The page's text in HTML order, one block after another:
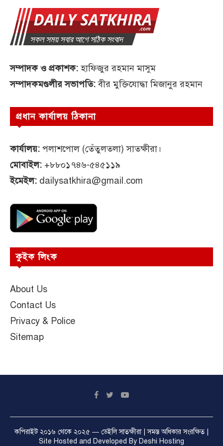
সম্পাদক ও প্রকাশক:হাফিজুর রহমান মাসুম
সম্পাদকমণ্ডলীর সভাপতি:বীর মুক্তিযোদ্ধা মিজানুর রহমান
প্রধান কার্যালয় ঠিকানা
কার্যালয়: পলাশপোল (তেঁতুলতলা) সাতক্ষীরা।
মোবাইল: +৮৮০১৭৪৬-৫৪৫১১৯
ইমেইল: dailysatkhira@gmail.com
কুইক লিংক
About Us
Contact Us
Privacy & Police
Sitemap
কপিরাইট ২০১৬ থেকে ২০২৫ — ডেইলি সাতক্ষীরা| সমস্ত অধিকার সংরক্ষিত |
Site Hosted and Developed By Deshi Hosting